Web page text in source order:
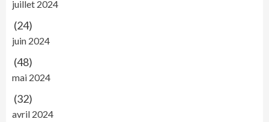
juillet 2024
(24)
juin 2024
(48)
mai 2024
(32)
avril 2024